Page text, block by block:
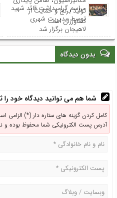
تولید برنج و حمایت از
کشاورزان است
مراسم گرامیداشت قائد شهید
توسط مدیریت شهری
لاهیجان برگزار شد
بدون دیدگاه
شما هم می توانید دیدگاه خود را
کامل کردن گزینه های ستاره دار (*) الزامی
آدرس پست الکترونیکی شما محفوظ بوده و